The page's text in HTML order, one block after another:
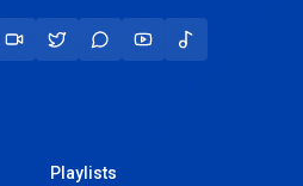
Playlists